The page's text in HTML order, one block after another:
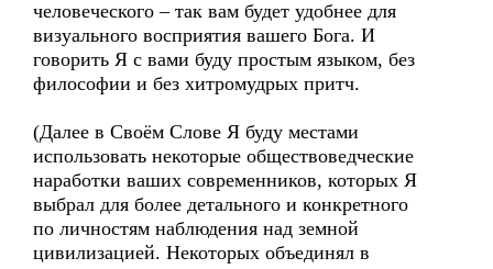
человеческого – так вам будет удобнее для
визуального восприятия вашего Бога. И
говорить Я с вами буду простым языком, без
философии и без хитромудрых притч.
(Далее в Своём Слове Я буду местами
использовать некоторые обществоведческие
наработки ваших современников, которых Я
выбрал для более детального и конкретного
по личностям наблюдения над земной
цивилизацией. Некоторых объединял в